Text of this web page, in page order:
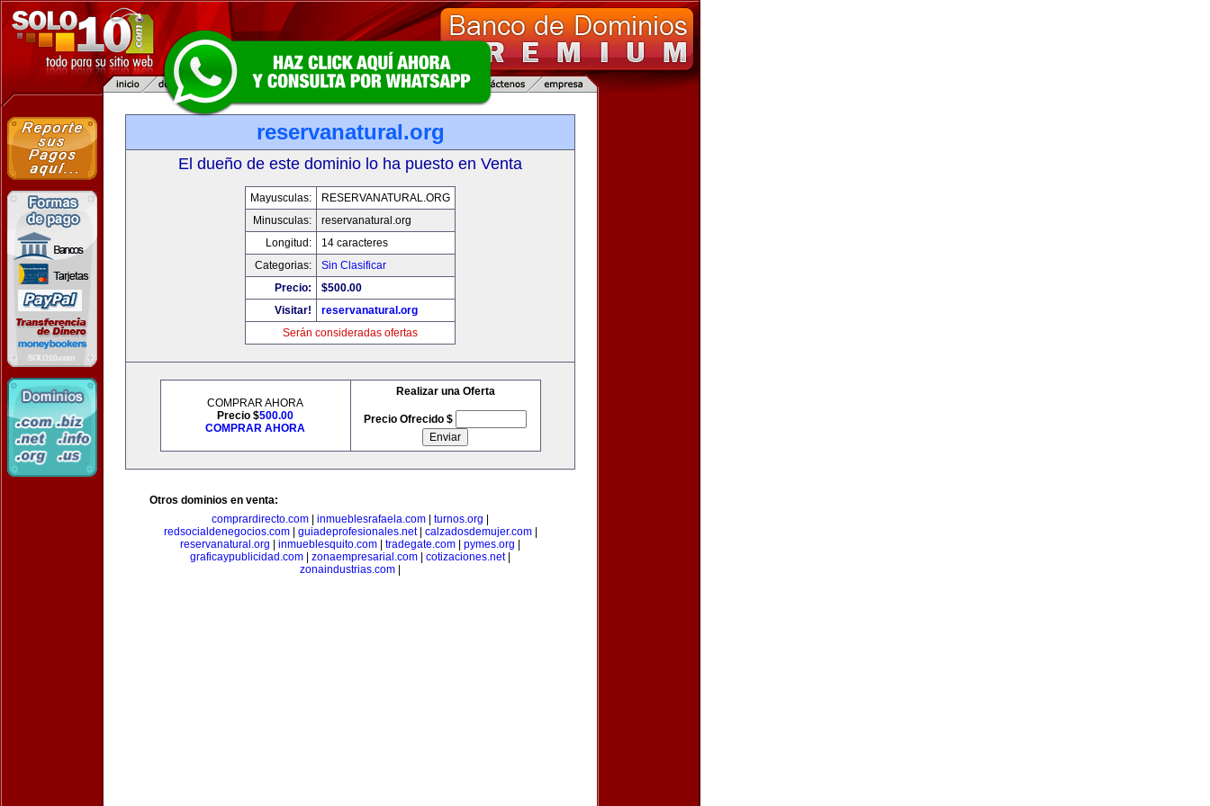
reservanatural.org
El dueño de este dominio lo ha puesto en Venta
Mayusculas:
RESERVANATURAL.ORG
Minusculas:
reservanatural.org
Longitud:
14 caracteres
Categorias:
Sin Clasificar
Precio:
$500.00
Visitar!
reservanatural.org
Serán consideradas ofertas
COMPRAR AHORA
Precio $500.00
COMPRAR AHORA
Realizar una Oferta
Precio Ofrecido $
Otros dominios en venta:
comprardirecto.com
inmueblesrafaela.com turnos.org
redsocialdenegocios.com| guiadeprofesionales.net| calzadosdemujer.com|
reservanatural.org
inmueblesquito.com tradegate.com pymes.org
graficaypublicidad.com
zonaempresarial.com cotizaciones.net|
zonaindustrias.com